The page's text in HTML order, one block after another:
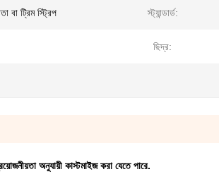
বা ট্রিম স্ট্রিপ স্ট্যান্ডার্ড:
ছিদ্র:
অনুযায়ী কাস্টমাইজ করা যেতে পারে.